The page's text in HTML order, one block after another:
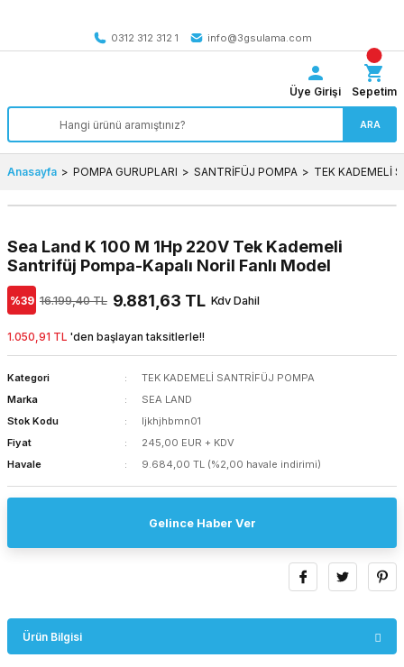
0312 312 312 1
info@3gsulama.com
ARA
Üye Girişi Sepetim
Anasayfa POMPA GURUPLARI SANTRİFÜJ POMPA TEK KADEMELİ
Sea Land K 100 M 1Hp 220V Tek Kademeli
Santrifüj Pompa-Kapalı Noril Fanlı Model
%39 16.199,40 TL 9.881,63 TL Kdv Dahil
1.050,91 TL 'den başlayan taksitlerle!!
Kategori
TEK KADEMELİ SANTRİFÜJ POMPA
Marka
SEA LAND
Stok Kodu
ljkhjhbmn01
Fiyat
245,00 EUR + KDV
Havale
9.684,00 TL (%2,00 havale indirimi)
Gelince Haber Ver
Ürün Bilgisi